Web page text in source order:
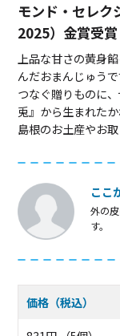
モンド・セレ
2025）金賞受賞
上品な甘さの黄身
んだおまんじゅう
つなぐ贈りものに
兎』から生まれた
島根のお土産やお
ここ
外の
す。
価格（税込）